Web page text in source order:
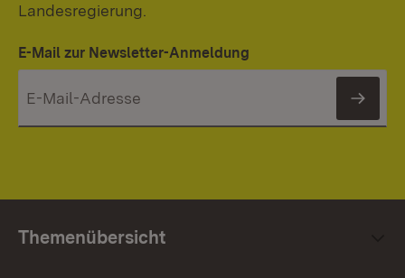
Landesregierung.
E-Mail zur Newsletter-Anmeldung
Themenübersicht